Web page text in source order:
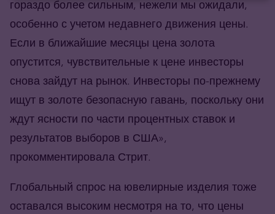
гораздо более сильным, нежели мы ожидали,
особенно с учетом недавнего движения цены.
Если в ближайшие месяцы цена золота
опустится, чувствительные к цене инвесторы
снова зайдут на рынок. Инвесторы по-прежнему
ищут в золоте безопасную гавань, поскольку они
ждут ясности по части процентных ставок и
результатов выборов в США»,
прокомментировала Стрит.
Глобальный спрос на ювелирные изделия тоже
оставался высоким несмотря на то, что цены